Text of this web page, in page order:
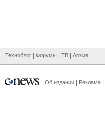
Техноблог Форумы ТВ Архив
Об издании Реклама